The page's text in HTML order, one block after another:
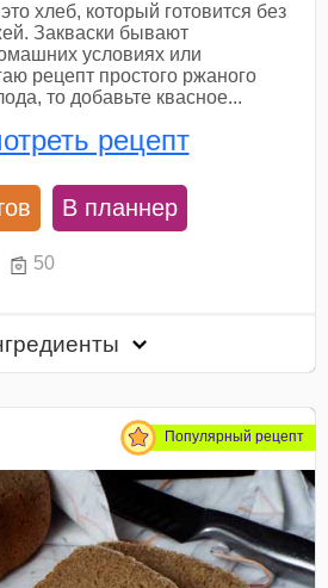
хлеб, который готовится без
Закваски бывают
условиях или
рецепт простого ржаного
то добавьте квасное...
рецепт
В планнер
50
Популярный рецепт